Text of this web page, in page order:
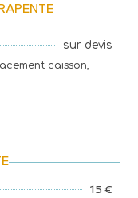
sur devis
caisson,
15 €